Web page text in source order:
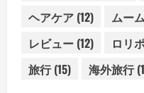
ヘアケア (12) ムー
レビュー (12) ロリ
旅行(15) 海外旅行